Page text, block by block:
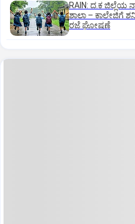
RAIN: ದ.ಕ ಜಿಲ್ಲೆಯ
ಶಾಲಾ – ಕಾಲೇಜಿಗೆ
ರಜೆ ಘೋಷಣೆ